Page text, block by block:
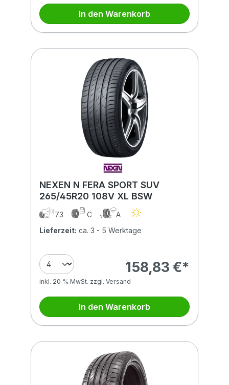
In den Warenkorb
NEXEN N FERA SPORT SUV
265/45R20 108V XL BSW
73 C
A
Lieferzeit: ca. 3 - 5 Werktage
158,83 €*
inkl. 20 % MwSt. zzgl. Versand
In den Warenkorb